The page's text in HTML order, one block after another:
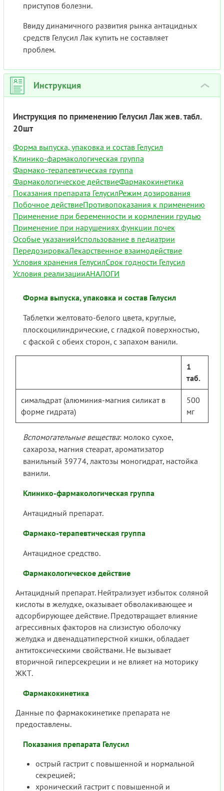
приступов болезни.
Ввиду динамичного развития рынка антацидных
средств Гелусил Лак купить не составляет
проблем.
Инструкция ›
Инструкция по применению Гелусил Лак жев. табл.
20шт
Форма выпуска, упаковка и состав Гелусил
Клинико-фармакологическая группа
Фармако-терапевтическая группа
Фармакологическое действиеФармакокинетика
Показания препарата ГелусилРежим дозирования
Побочное действиеПротивопоказания к применению
Применение при беременности и кормлении грудью
Применение при нарушениях функции почек
Особые указанияИспользование в педиатрии
ПередозировкаЛекарственное взаимодействие
Условия хранения ГелусилСрок годности Гелусил
Условия реализацииАНАЛОГИ
Форма выпуска, упаковка и состав Гелусил
Таблетки желтовато-белого цвета, круглые,
плоскоцилиндрические, с гладкой поверхностью,
с фаской с обеих сторон, с запахом ванили.
1
таб.
симальдрат (алюминия-магния силикат в
форме гидрата)
500
мг
Вспомогательные вещества: молоко сухое,
сахароза, магния стеарат, ароматизатор
ванильный 39774, лактозы моногидрат, настойка
ванили.
Клинико-фармакологическая группа
Антацидный препарат.
Фармако-терапевтическая группа
Антацидное средство.
Фармакологическое действие
Антацидный препарат. Нейтрализует избыток соляной
кислоты в желудке, оказывает обволакивающее и
адсорбирующее действие. Предотвращает влияние
агрессивных факторов на слизистую оболочку
желудка и двенадцатиперстной кишки, обладает
антитоксическими свойствами. Не вызывает
вторичной гиперсекреции и не влияет на моторику
ЖКТ.
Фармакокинетика
Данные по фармакокинетике препарата не
предоставлены.
Показания препарата Гелусил
острый гастрит с повышенной и нормальной
секрецией;
хронический гастрит с повышенной и